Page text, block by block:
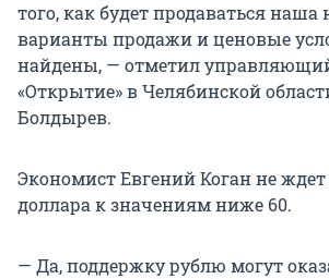
того, как будет продаваться наша
варианты продажи и ценовые
найдены, — отметил
«Открытие» в Челябинской
Болдырев.
Экономист Евгений Коган не ждет
доллара к значениям ниже 60.
— Да, поддержку рублю могут